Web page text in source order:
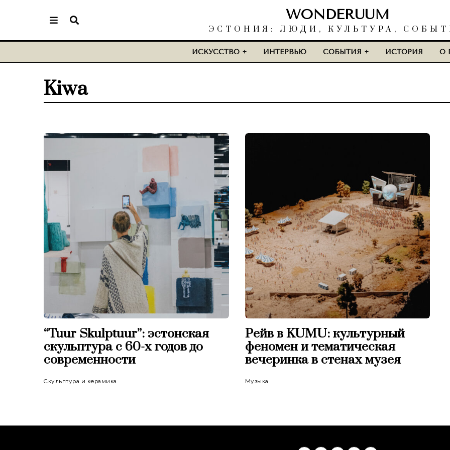
WONDERUUM
ЭСТОНИЯ: ЛЮДИ, КУЛЬТУРА,
ИСКУССТВО ИНТЕРВЬЮ СОБЫТИЯ ИСТОРИЯ О
Kiwa
“Tuur Skulptuur”: эстонская
скульптура c 60-х годов до
современности
Скульптура и керамика
Рейв в KUMU: культурный
феномен и тематическая
вечеринка в стенах музея
Музыка